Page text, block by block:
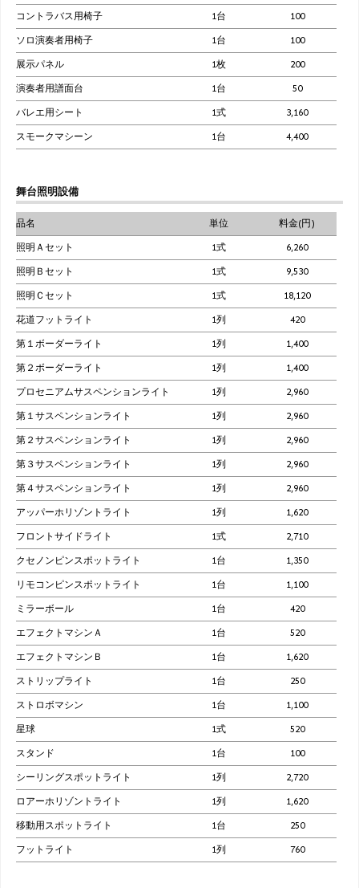
コントラバス用椅子 1台 100
ソロ演奏者用椅子 1台 100
展示パネル 1枚 200
演奏者用譜面台 1台 50
バレエ用シート 1式 3,160
スモークマシーン 1台 4,400
舞台照明設備
品名 単位 料金(円)
照明Ａセット 1式 6,260
照明Ｂセット 1式 9,530
照明Ｃセット 1式 18,120
花道フットライト 1列 420
第１ボーダーライト 1列 1,400
第２ボーダーライト 1列 1,400
プロセニアムサスペンションライト 1列 2,960
第１サスペンションライト 1列 2,960
第２サスペンションライト 1列 2,960
第３サスペンションライト 1列 2,960
第４サスペンションライト 1列 2,960
アッパーホリゾントライト 1列 1,620
フロントサイドライト 1式 2,710
クセノンピンスポットライト 1台 1,350
リモコンピンスポットライト 1台 1,100
ミラーボール 1台 420
エフェクトマシンＡ 1台 520
エフェクトマシンＢ 1台 1,620
ストリップライト 1台 250
ストロボマシン 1台 1,100
星球 1式 520
スタンド 1台 100
シーリングスポットライト 1列 2,720
ロアーホリゾントライト 1列 1,620
移動用スポットライト 1台 250
フットライト 1列 760